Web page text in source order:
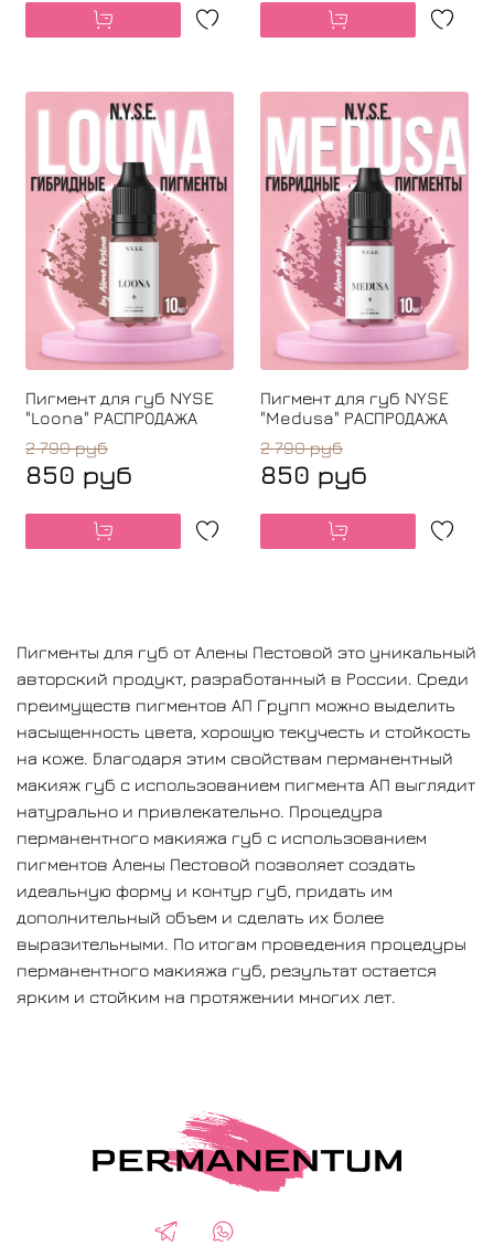
Пигмент для губ NYSE
"Loona" РАСПРОДАЖА
2 790 руб
850 руб
Пигмент для губ NYSE
"Medusa" РАСПРОДАЖА
2 790 руб
850 руб
Пигменты для губ от Алены Пестовой это уникальный
авторский продукт, разработанный в России. Среди
преимуществ пигментов АП Групп можно выделить
насыщенность цвета, хорошую текучесть и стойкость
на коже. Благодаря этим свойствам перманентный
макияж губ с использованием пигмента АП выглядит
натурально и привлекательно. Процедура
перманентного макияжа губ с использованием
пигментов Алены Пестовой позволяет создать
идеальную форму и контур губ, придать им
дополнительный объем и сделать их более
выразительными. По итогам проведения процедуры
перманентного макияжа губ, результат остается
ярким и стойким на протяжении многих лет.